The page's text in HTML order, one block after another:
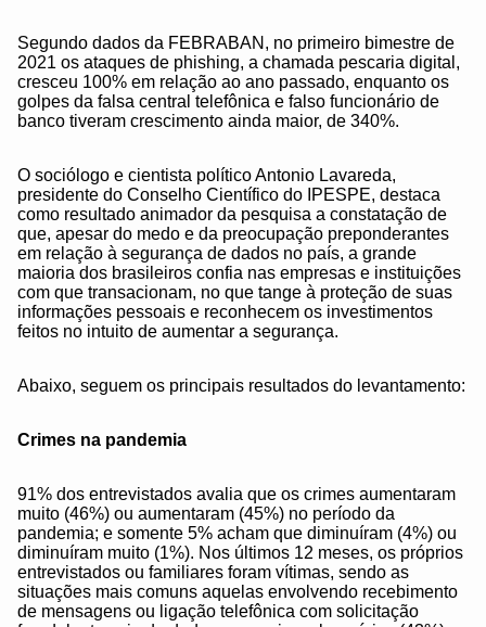
Segundo dados da FEBRABAN, no primeiro bimestre de
2021 os ataques de phishing, a chamada pescaria digital,
cresceu 100% em relação ao ano passado, enquanto os
golpes da falsa central telefônica e falso funcionário de
banco tiveram crescimento ainda maior, de 340%.
O sociólogo e cientista político Antonio Lavareda,
presidente do Conselho Científico do IPESPE, destaca
como resultado animador da pesquisa a constatação de
que, apesar do medo e da preocupação preponderantes
em relação à segurança de dados no país, a grande
maioria dos brasileiros confia nas empresas e instituições
com que transacionam, no que tange à proteção de suas
informações pessoais e reconhecem os investimentos
feitos no intuito de aumentar a segurança.
Abaixo, seguem os principais resultados do levantamento:
Crimes na pandemia
91% dos entrevistados avalia que os crimes aumentaram
muito (46%) ou aumentaram (45%) no período da
pandemia; e somente 5% acham que diminuíram (4%) ou
diminuíram muito (1%). Nos últimos 12 meses, os próprios
entrevistados ou familiares foram vítimas, sendo as
situações mais comuns aquelas envolvendo recebimento
de mensagens ou ligação telefônica com solicitação